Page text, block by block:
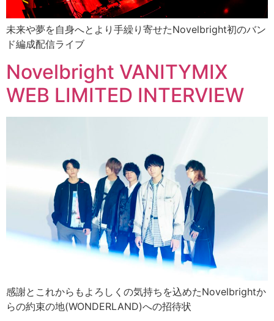
未来や夢を自身へとより手繰り寄せたNovelbright初のバン
ド編成配信ライブ
Novelbright VANITYMIX
WEB LIMITED INTERVIEW
感謝とこれからもよろしくの気持ちを込めたNovelbrightか
らの約束の地(WONDERLAND)への招待状